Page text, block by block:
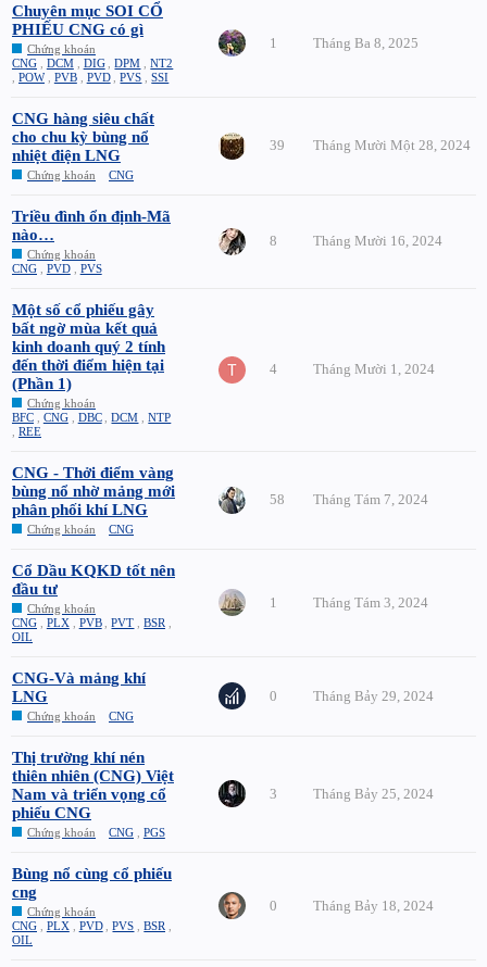
Chuyên mục SOI CỔ
PHIẾU CNG có gì
Chứng khoán
CNG
DCM DIG ,DPM ,NT2
POW PVB PVD ,PVS ,SSI
1 Tháng Ba 8, 2025
CNG hàng siêu chất
cho chu kỳ bùng nổ
nhiệt điện LNG
Chứng khoán CNG
39 Tháng Mười Một 28, 2024
Triều đình ổn định-Mã
nào…
Chứng khoán
CNG
PVD PVS
8 Tháng Mười 16, 2024
Một số cổ phiếu gây
bất ngờ mùa kết quả
kinh doanh quý 2 tính
đến thời điểm hiện tại
(Phần 1)
Chứng khoán
BFC
CNG DBC ,DCM ,NTP
REE
4 Tháng Mười 1, 2024
CNG - Thởi điểm vàng
bùng nổ nhờ mảng mới
phân phối khí LNG
Chứng khoán CNG
58 Tháng Tám 7, 2024
Cổ Dầu KQKD tốt nên
đầu tư
Chứng khoán
CNG
PLX PVB ,PVT ,BSR
OIL
1 Tháng Tám 3, 2024
CNG-Và mảng khí
LNG
Chứng khoán CNG
0 Tháng Bảy 29, 2024
Thị trường khí nén
thiên nhiên (CNG) Việt
Nam và triển vọng cổ
phiếu CNG
Chứng khoán CNG PGS
3 Tháng Bảy 25, 2024
Bùng nổ cùng cổ phiếu
cng
Chứng khoán
CNG
PLX PVD ,PVS ,BSR
OIL
0 Tháng Bảy 18, 2024